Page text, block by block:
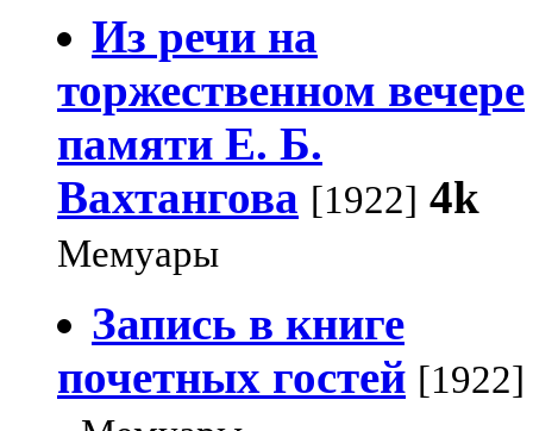
Из речи на
торжественном вечере
памяти Е. Б.
Вахтангова [1922] 4k
Мемуары
Запись в книге
почетных гостей [1922]